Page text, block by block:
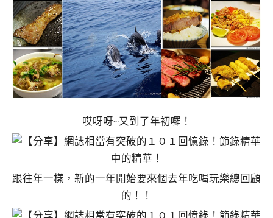
哎呀呀~又到了年初囉！
跟往年一樣，新的一年開始要來個去年吃喝玩樂總回顧
的！！